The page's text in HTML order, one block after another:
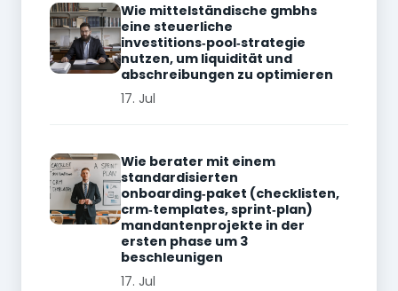
Wie mittelständische gmbhs
eine steuerliche
investitions‑pool‑strategie
nutzen, um liquidität und
abschreibungen zu optimieren
17. Jul
Wie berater mit einem
standardisierten
onboarding‑paket (checklisten,
crm‑templates, sprint‑plan)
mandantenprojekte in der
ersten phase um 3
beschleunigen
17. Jul